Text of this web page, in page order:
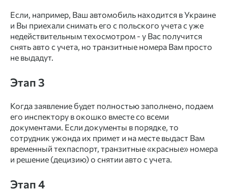
Если, например, Ваш автомобиль находится в Украине
и Вы приехали снимать его с польского учета с уже
недействительным техосмотром - у Вас получится
снять авто с учета, но транзитные номера Вам просто
не выдадут.
Этап 3
Когда заявление будет полностью заполнено, подаем
его инспектору в окошко вместе со всеми
документами. Если документы в порядке, то
сотрудник ужонда их примет и на месте выдаст Вам
временный техпаспорт, транзитные «красные» номера
и решение (децизию) о снятии авто с учета.
Этап 4